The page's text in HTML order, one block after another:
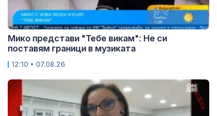
Мико представи "Тебе викам": Не си
поставям граници в музиката
12:10 • 07.08.26